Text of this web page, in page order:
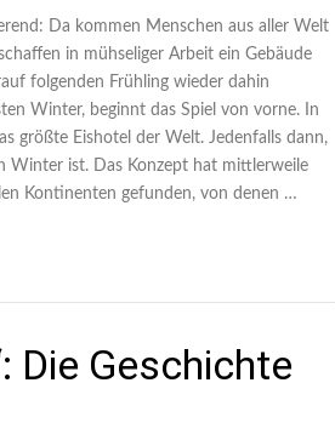
Da kommen Menschen aus aller Welt
in mühseliger Arbeit ein Gebäude
folgenden Frühling wieder dahin
Winter, beginnt das Spiel von vorne. In
größte Eishotel der Welt. Jedenfalls dann,
Winter ist. Das Konzept hat mittlerweile
Kontinenten gefunden, von denen …
Die Geschichte